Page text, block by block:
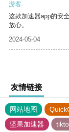
游客
这款加速器app的安
放心。
2024-05-04
友情链接
网站地图
坚果加速器